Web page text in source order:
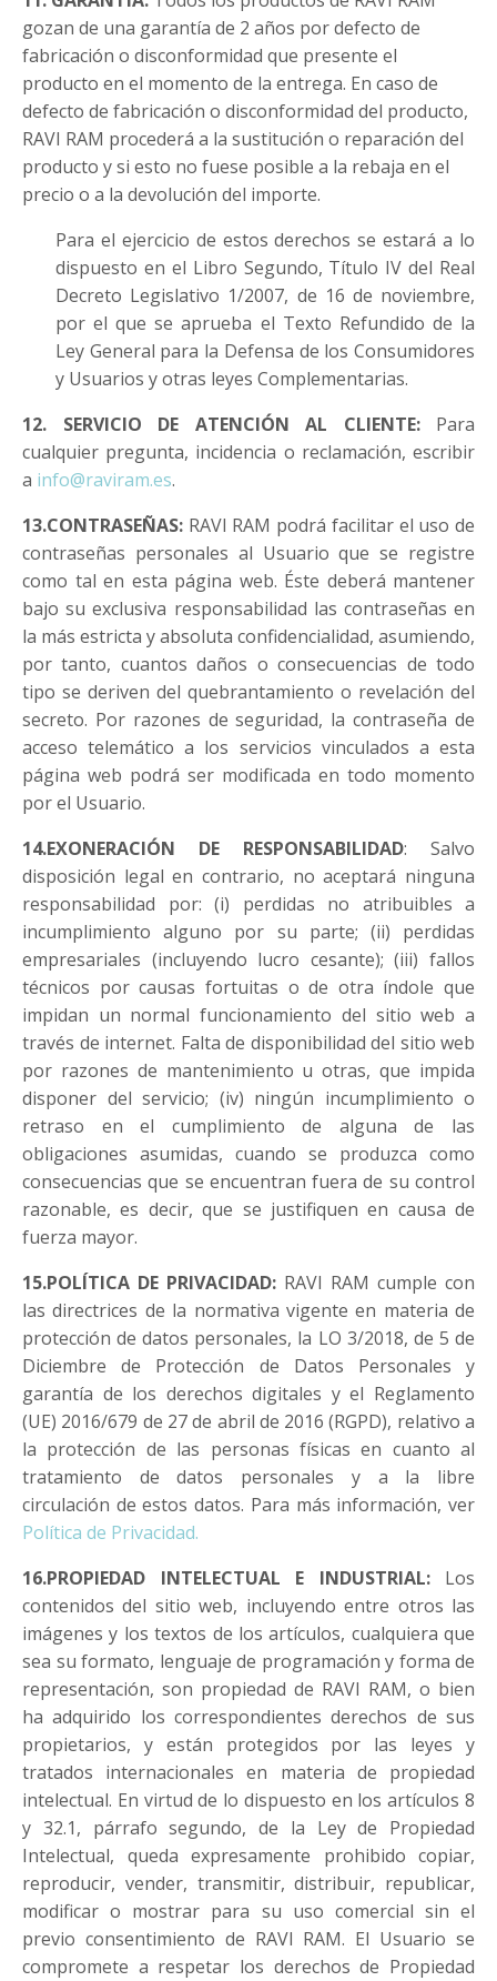
gozan de una garantía de 2 años por defecto de
fabricación o disconformidad que presente el
producto en el momento de la entrega. En caso de
defecto de fabricación o disconformidad del producto,
RAVI RAM procederá a la sustitución o reparación del
producto y si esto no fuese posible a la rebaja en el
precio o a la devolución del importe.
Para el ejercicio de estos derechos se estará a lo
dispuesto en el Libro Segundo, Título IV del Real
Decreto Legislativo 1/2007, de 16 de noviembre,
por el que se aprueba el Texto Refundido de la
Ley General para la Defensa de los Consumidores
y Usuarios y otras leyes Complementarias.
12. SERVICIO DE ATENCIÓN AL CLIENTE:Para
cualquier pregunta, incidencia o reclamación, escribir
a info@raviram.es.
13.CONTRASEÑAS: RAVI RAM podrá facilitar el uso de
contraseñas personales al Usuario que se registre
como tal en esta página web. Éste deberá mantener
bajo su exclusiva responsabilidad las contraseñas en
la más estricta y absoluta confidencialidad, asumiendo,
por tanto, cuantos daños o consecuencias de todo
tipo se deriven del quebrantamiento o revelación del
secreto. Por razones de seguridad, la contraseña de
acceso telemático a los servicios vinculados a esta
página web podrá ser modificada en todo momento
por el Usuario.
14.EXONERACIÓN DE RESPONSABILIDAD: Salvo
disposición legal en contrario, no aceptará ninguna
responsabilidad por: (i) perdidas no atribuibles a
incumplimiento alguno por su parte; (ii) perdidas
empresariales (incluyendo lucro cesante); (iii) fallos
técnicos por causas fortuitas o de otra índole que
impidan un normal funcionamiento del sitio web a
través de internet. Falta de disponibilidad del sitio web
por razones de mantenimiento u otras, que impida
disponer del servicio; (iv) ningún incumplimiento o
retraso en el cumplimiento de alguna de las
obligaciones asumidas, cuando se produzca como
consecuencias que se encuentran fuera de su control
razonable, es decir, que se justifiquen en causa de
fuerza mayor.
15.POLÍTICA DE PRIVACIDAD: RAVI RAM cumple con
las directrices de la normativa vigente en materia de
protección de datos personales, la LO 3/2018, de 5 de
Diciembre de Protección de Datos Personales y
garantía de los derechos digitales y el Reglamento
(UE) 2016/679 de 27 de abril de 2016 (RGPD), relativo a
la protección de las personas físicas en cuanto al
tratamiento de datos personales y a la libre
circulación de estos datos. Para más información, ver
Política de Privacidad.
16.PROPIEDAD INTELECTUAL E INDUSTRIAL: Los
contenidos del sitio web, incluyendo entre otros las
imágenes y los textos de los artículos, cualquiera que
sea su formato, lenguaje de programación y forma de
representación, son propiedad de RAVI RAM, o bien
ha adquirido los correspondientes derechos de sus
propietarios, y están protegidos por las leyes y
tratados internacionales en materia de propiedad
intelectual. En virtud de lo dispuesto en los artículos 8
y 32.1, párrafo segundo, de la Ley de Propiedad
Intelectual, queda expresamente prohibido copiar,
reproducir, vender, transmitir, distribuir, republicar,
modificar o mostrar para su uso comercial sin el
previo consentimiento de RAVI RAM. El Usuario se
compromete a respetar los derechos de Propiedad